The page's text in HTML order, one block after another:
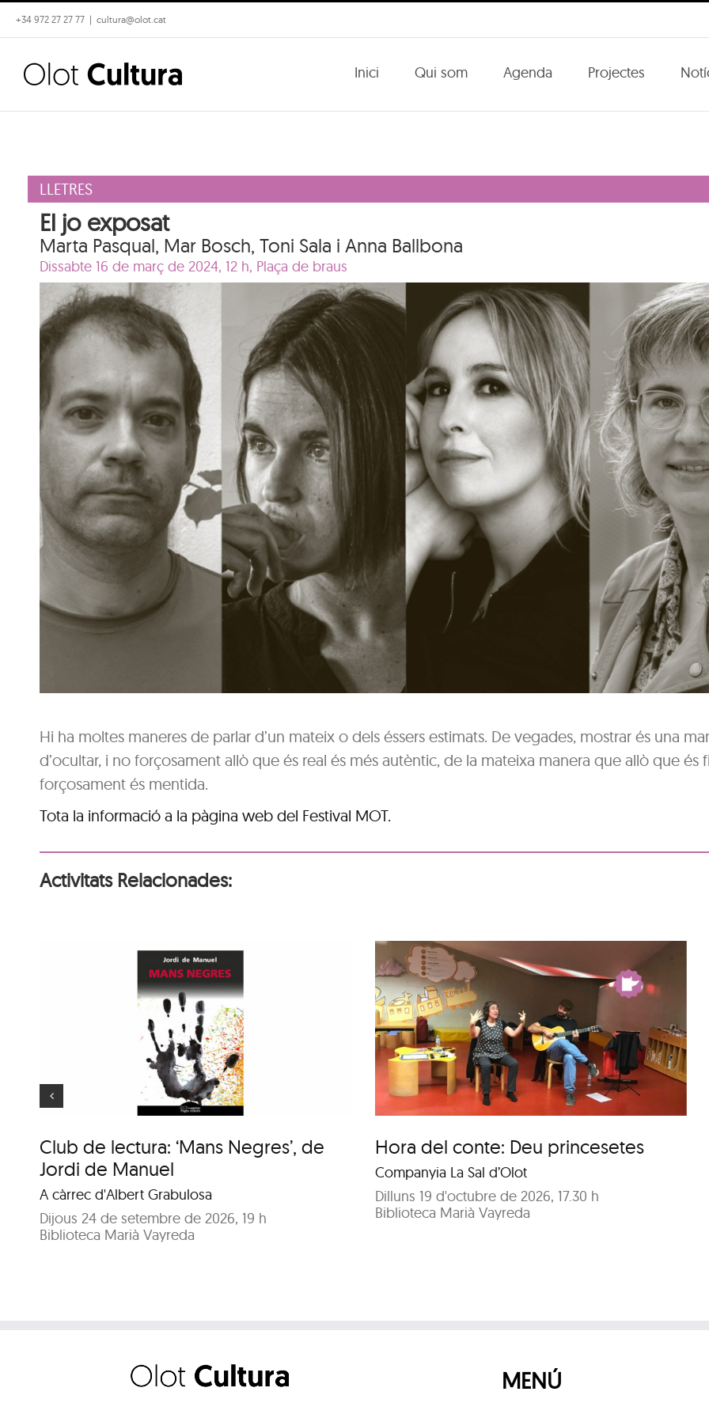
Skip
to
content
+34 972 27 27 77 | cultura@olot.cat
Inici Qui som Agenda Projectes
LLETRES
El jo exposat
Marta Pasqual, Mar Bosch, Toni Sala i Anna Ballbona
Dissabte 16 de març de 2024, 12 h, Plaça de braus
Hi ha moltes maneres de parlar d’un mateix o dels éssers estimats. De vegades, mostrar és una
d’ocultar, i no forçosament allò que és real és més autèntic, de la mateixa manera que allò que és
forçosament és mentida.
Tota la informació a la pàgina web del Festival MOT.
Activitats Relacionades:
Club de lectura: ‘Mans Negres’, de
Jordi de Manuel
A càrrec d'Albert Grabulosa
Dijous 24 de setembre de 2026, 19 h
Biblioteca Marià Vayreda
Hora del conte: Deu
princesetes
Hora del conte: Deu princesetes
Companyia La Sal d’Olot
Dilluns 19 d'octubre de 2026, 17.30 h
Biblioteca Marià Vayreda
Hora del conte per a
nadons: La festa
d’aniversari
MENÚ